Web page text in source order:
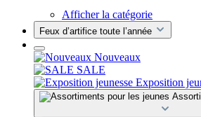
Afficher la catégorie
Feux d’artifice toute l’année
Nouveaux
SALE
Exposition